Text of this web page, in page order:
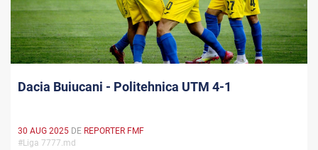
Dacia Buiucani - Politehnica UTM 4-1
30 AUG 2025 DE REPORTER FMF
#Liga 7777.md